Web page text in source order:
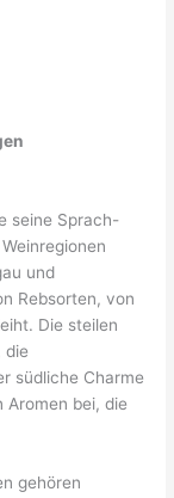
seine Sprach-
und
Rebsorten, von
Die steilen
die
südliche Charme
Aromen bei, die
gehören